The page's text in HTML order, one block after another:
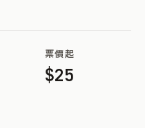
票價起
$25